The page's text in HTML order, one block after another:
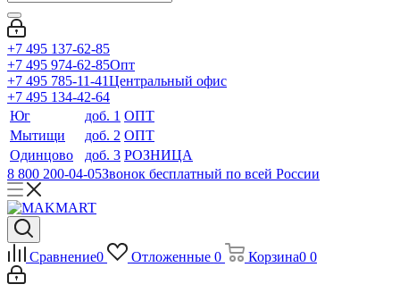
+7 495 137-62-85
+7 495 974-62-85Опт
+7 495 785-11-41Центральный офис
+7 495 134-42-64
Юг
доб. 1 ОПТ
Мытищи
доб. 2 ОПТ
Одинцово
доб. 3 РОЗНИЦА
8 800 200-04-05Звонок бесплатный по всей России
Сравнение0 Отложенные 0 Корзина0 0